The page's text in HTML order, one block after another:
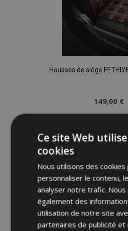
Housses de siège
149,00 €
Ce site Web
cookies
Nous utilisons des cookies
personnaliser le contenu,
analyser notre trafic.
également des
utilisation de notre site
partenaires de publicité et